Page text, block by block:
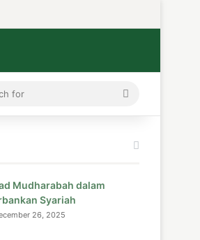
Search
for
Mudharabah dalam
Syariah
26, 2025